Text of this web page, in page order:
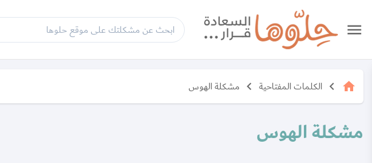
menu
home
keyboard_arrow_left الكلمات المفتاحية keyboard_arrow_left مشكلة الهوس
مشكلة الهوس